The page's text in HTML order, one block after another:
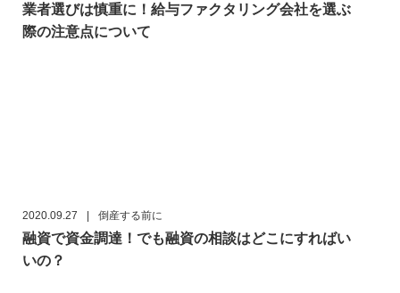
業者選びは慎重に！給与ファクタリング会社を選ぶ
際の注意点について
2020.09.27 | 倒産する前に
融資で資金調達！でも融資の相談はどこにすればい
いの？